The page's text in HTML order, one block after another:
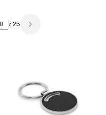
z 25